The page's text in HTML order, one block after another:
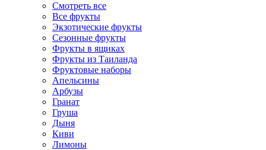
Смотреть все
Все фрукты
Экзотические фрукты
Сезонные фрукты
Фрукты в ящиках
Фрукты из Таиланда
Фруктовые наборы
Апельсины
Арбузы
Гранат
Груша
Дыня
Киви
Лимоны